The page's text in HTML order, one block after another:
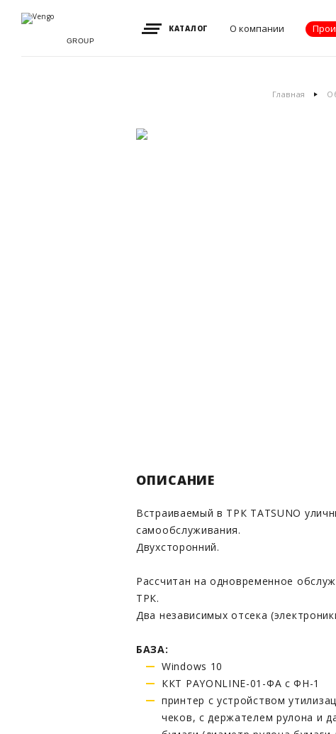
GROUP
КАТАЛОГ О компании
Видение, миссия
Главная
ОПИСАНИЕ
Встраиваемый в ТРК TATSUNO
самообслуживания.
Двухсторонний.
Рассчитан на одновременное
ТРК.
Два независимых отсека
БАЗА:
Windows 10
ККТ PAYONLINE-01-ФА с ФН-1
принтер с устройством
чеков, с держателем рулона и